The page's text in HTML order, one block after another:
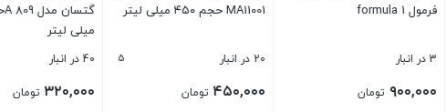
فرمول formula 1
۹۰۰,۰۰۰ تومان
MA11001 حجم ۴۵۰ میلی لیتر
۴۵۰,۰۰۰ تومان
میلی لیتر
۳۲۰,۰۰۰ تومان